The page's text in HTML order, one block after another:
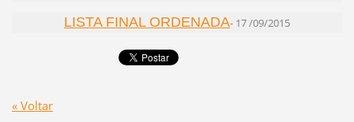
LISTA FINAL ORDENADA- 17 /09/2015
« Voltar